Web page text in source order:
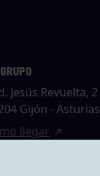
Jesús Revuelta, 2
Gijón - Asturias
llegar